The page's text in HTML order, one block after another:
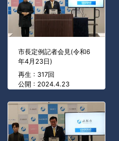
市長定例記者会見(令和6
年4月23日)
再生 : 317回
公開 : 2024.4.23